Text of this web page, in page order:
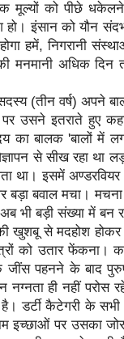
मूल्यों को पीछे
इंसान को यौन
हमें, निगरानी
मनमानी अधिक
(तीन वर्ष) अपने
उसने इतराते हुए
का बालक 'बालों में
से सीख रहा
था। इसमें
बड़ा बवाल मचा।
अब भी बड़ी संख्या में
खुशबू से मदहोश
को उतार फेंकना।
जींस पहनने के बाद
नग्नता ही नहीं
डर्टी कैटेगरी के सभी
इच्छाओं पर उसका